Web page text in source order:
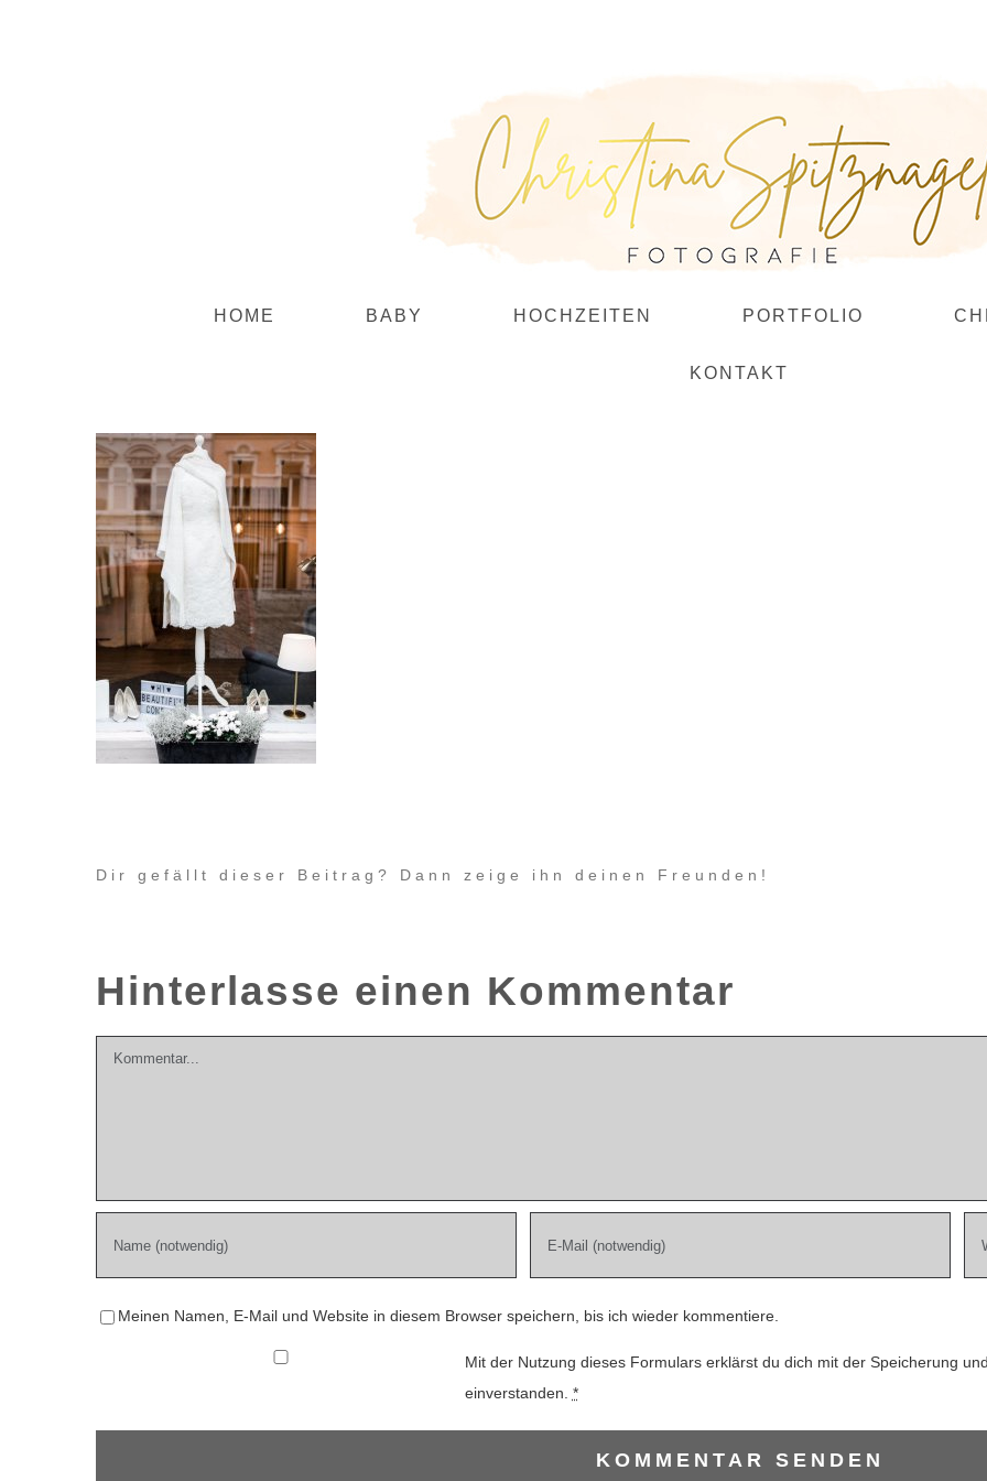
HOME BABY HOCHZEITEN PORTFOLIO
KONTAKT
Dir gefällt dieser Beitrag? Dann zeige ihn deinen Freunden!
Hinterlasse einen Kommentar
Kommentar
Meinen Namen, E-Mail und Website in diesem Browser speichern, bis ich wieder kommentiere.
Mit der Nutzung dieses Formulars erklärst du dich mit der Speicherung
einverstanden. *